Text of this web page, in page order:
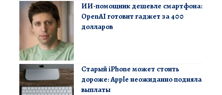
ИИ-помощник дешевле смартфона:
OpenAI готовит гаджет за 400
долларов
Старый iPhone может стоить
дороже: Apple неожиданно подняла
выплаты